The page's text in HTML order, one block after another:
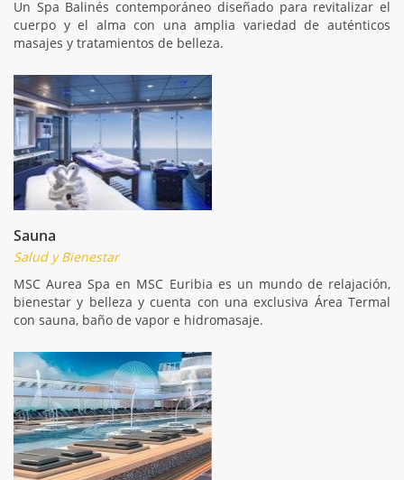
Un Spa Balinés contemporáneo diseñado para revitalizar el
cuerpo y el alma con una amplia variedad de auténticos
masajes y tratamientos de belleza.
Sauna
Salud y Bienestar
MSC Aurea Spa en MSC Euribia es un mundo de relajación,
bienestar y belleza y cuenta con una exclusiva Área Termal
con sauna, baño de vapor e hidromasaje.